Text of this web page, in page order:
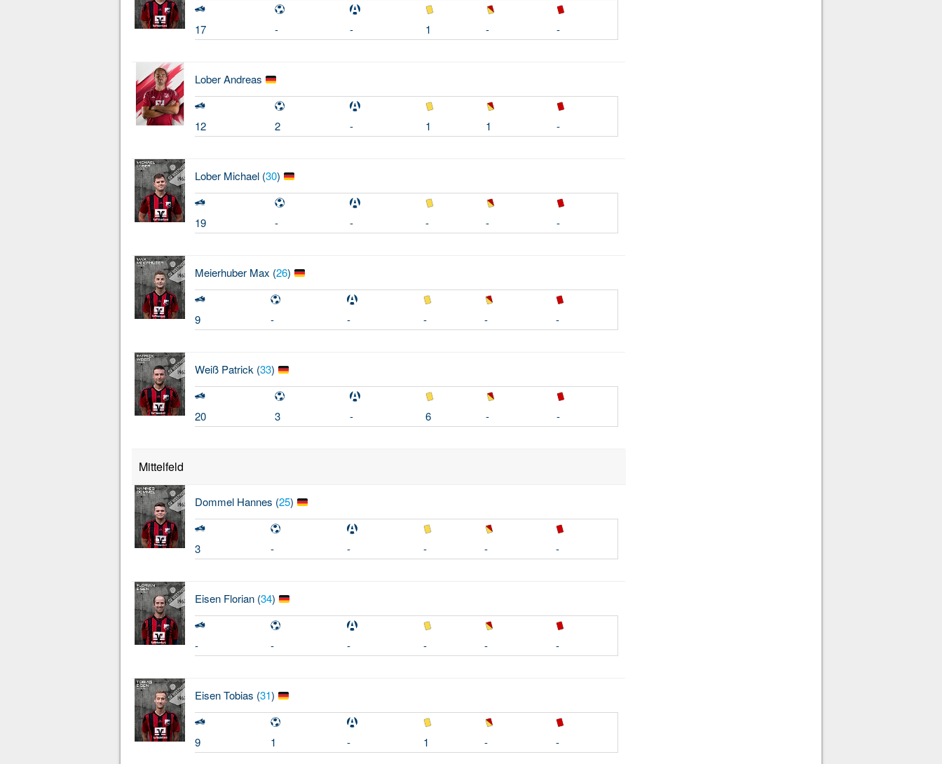
17 - - 1 - -
LoberAndreas
12 2 - 1 1 -
LoberMichael (30)
19 - - - - -
MeierhuberMax (26)
9 - - - - -
WeißPatrick (33)
20 3 - 6 - -
Mittelfeld
DommelHannes (25)
3 - - - - -
EisenFlorian (34)
- - - - - -
EisenTobias (31)
9 1 - 1 - -